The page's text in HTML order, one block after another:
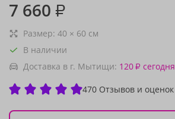
7 660 ₽
Размер: 40 × 60 см
В наличии
Доставка в г. Мытищи: 120₽ сегодня
470 Отзывов и оценок